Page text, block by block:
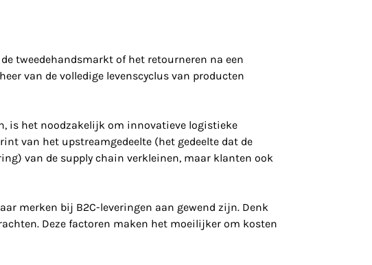
tweedehandsmarkt of het retourneren na een
van de volledige levenscyclus van producten
is het noodzakelijk om innovatieve logistieke
van het upstreamgedeelte (het gedeelte dat de
van de supply chain verkleinen, maar klanten ook
merken bij B2C-leveringen aan gewend zijn. Denk
Deze factoren maken het moeilijker om kosten